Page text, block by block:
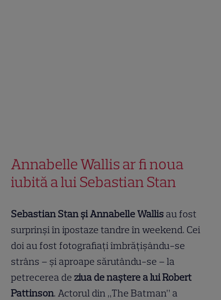
Annabelle Wallis ar fi noua
iubită a lui Sebastian Stan
Sebastian Stan și Annabelle Wallis au fost
surprinși în ipostaze tandre în weekend. Cei
doi au fost fotografiați îmbrățișându-se
strâns – și aproape sărutându-se – la
petrecerea deziua de naștere a lui Robert
Pattinson. Actorul din „The Batman” a